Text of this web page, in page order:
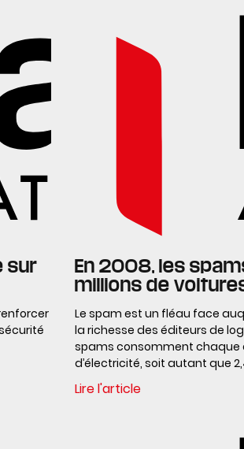
sur
En 2008, les
millions de
Le spam est un fléau face
la richesse des éditeurs de
spams consomment chaque
d’électricité, soit autant que
Lire l'article